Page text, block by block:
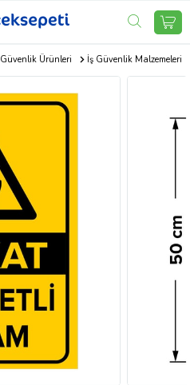
Ürünleri İş Güvenlik Malzemeleri